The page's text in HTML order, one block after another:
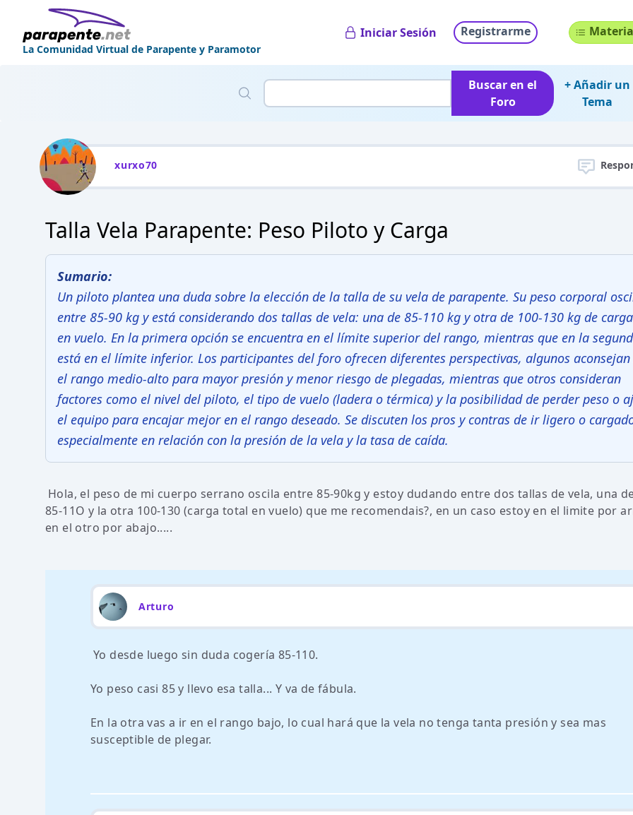
La Comunidad Virtual de Parapente y Paramotor
Iniciar Sesión Registrarme
Buscar en el
Foro
+ Añadir un
Tema
xurxo70
Talla Vela Parapente: Peso Piloto y Carga
Sumario:
Un piloto plantea una duda sobre la elección de la talla de su vela de parapente. Su peso corporal
entre 85-90 kg y está considerando dos tallas de vela: una de 85-110 kg y otra de 100-130 kg de
en vuelo. En la primera opción se encuentra en el límite superior del rango, mientras que en la
está en el límite inferior. Los participantes del foro ofrecen diferentes perspectivas, algunos
el rango medio-alto para mayor presión y menor riesgo de plegadas, mientras que otros consideran
factores como el nivel del piloto, el tipo de vuelo (ladera o térmica) y la posibilidad de perder peso o
el equipo para encajar mejor en el rango deseado. Se discuten los pros y contras de ir ligero o
especialmente en relación con la presión de la vela y la tasa de caída.
Hola, el peso de mi cuerpo serrano oscila entre 85-90kg y estoy dudando entre dos tallas de vela, una
85-11O y la otra 100-130 (carga total en vuelo) que me recomendais?, en un caso estoy en el limite por
en el otro por abajo.....
Arturo
Yo desde luego sin duda cogería 85-110.
Yo peso casi 85 y llevo esa talla... Y va de fábula.
En la otra vas a ir en el rango bajo, lo cual hará que la vela no tenga tanta presión y sea mas
susceptible de plegar.